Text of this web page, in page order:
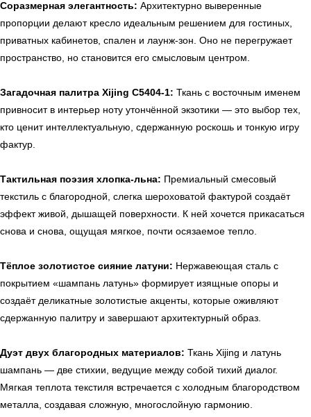
Соразмерная элегантность: Архитектурно выверенные
пропорции делают кресло идеальным решением для гостиных,
приватных кабинетов, спален и лаунж-зон. Оно не перегружает
пространство, но становится его смысловым центром.
Загадочная палитра Xijing C5404-1: Ткань с восточным именем
привносит в интерьер ноту утончённой экзотики — это выбор тех,
кто ценит интеллектуальную, сдержанную роскошь и тонкую игру
фактур.
Тактильная поэзия хлопка-льна: Премиальный смесовый
текстиль с благородной, слегка шероховатой фактурой создаёт
эффект живой, дышащей поверхности. К ней хочется прикасаться
снова и снова, ощущая мягкое, почти осязаемое тепло.
Тёплое золотистое сияние латуни: Нержавеющая сталь с
покрытием «шампань латунь» формирует изящные опоры и
создаёт деликатные золотистые акценты, которые оживляют
сдержанную палитру и завершают архитектурный образ.
Дуэт двух благородных материалов: Ткань Xijing и латунь
шампань — две стихии, ведущие между собой тихий диалог.
Мягкая теплота текстиля встречается с холодным благородством
металла, создавая сложную, многослойную гармонию.